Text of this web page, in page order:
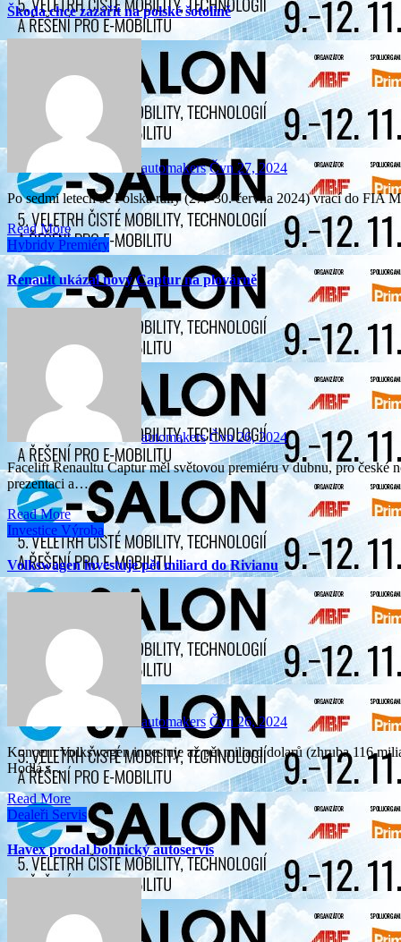
Škoda chce zazářit na polské šotolině
automakers Čvn 27, 2024
Po sedmi letech se Polská rally (27.–30. června 2024) vrací do
Read More
Hybridy Premiéry
Renault ukázal nový Captur na plovárně
automakers Čvn 26, 2024
Facelift Renaultu Captur měl světovou premiéru v dubnu, pro české novináře uspořádala mluvčí značky Jitka Skaličková
prezentaci a…
Read More
Investice Výroba
Volkswagen investuje pět miliard do Rivianu
automakers Čvn 26, 2024
Koncern Volkswagen investuje až pět miliard dolarů (zhruba 116 miliard Kč) do amerického výrobce elektromobilů Rivian.
Hodlá s…
Read More
Dealeři Servis
Havex prodal bohnický autoservis